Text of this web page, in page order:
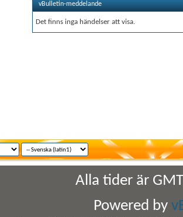
vBulletin-meddelande
Det finns inga händelser att visa.
Alla tider är
Powered by